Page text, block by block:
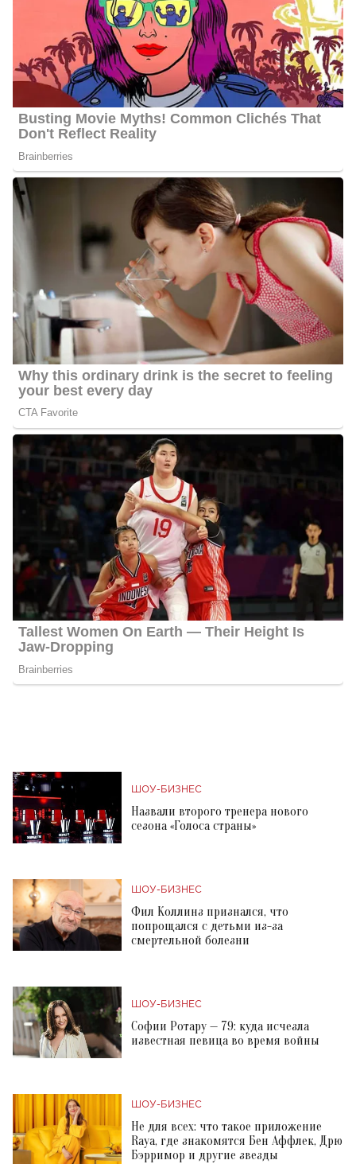
ШОУ-БИЗНЕС
Назвали второго тренера нового
сезона «Голоса страны»
ШОУ-БИЗНЕС
Фил Коллинз признался, что
попрощался с детьми из-за
смертельной болезни
ШОУ-БИЗНЕС
Софии Ротару — 79: куда исчезла
известная певица во время войны
ШОУ-БИЗНЕС
Не для всех: что такое приложение
Raya, где знакомятся Бен Аффлек, Дрю
Бэрримор и другие звезды